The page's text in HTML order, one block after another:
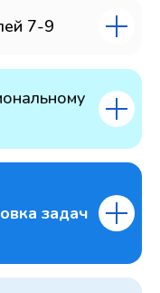
7-9
задач